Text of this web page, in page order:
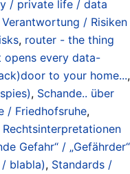
/ private life / data
/ Risiken
, router - the thing
opens every data-
to your home...,
, Schande.. über
/ Friedhofsruhe,
Gefahr“ / „Gefährder“
/ blabla), Standards /